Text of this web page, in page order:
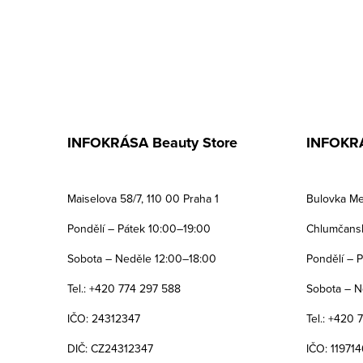
INFOKRÁSA Beauty Store
Maiselova 58/7, 110 00 Praha 1
Pondělí – Pátek 10:00–19:00
Sobota – Neděle 12:00–18:00
Tel.: +420 774 297 588
IČO: 24312347
DIČ: CZ24312347
Bulovka
Pondělí –
Sobota –
Tel.: +420
IČO: